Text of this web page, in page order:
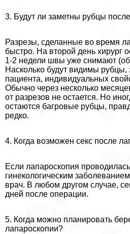
3. Будут ли заметны рубцы
Разрезы, сделанные во время
быстро. На второй день хирург
1-2 недели швы уже снимают
Насколько будут видимы рубцы,
пациента, индивидуальных
Обычно через несколько
от разрезов не остается. Но
остаются багровые рубцы,
редко.
4. Когда возможен ceкc после
Если лапароскопия
гинекологическим
врач. В любом другом случае,
дней после операции.
5. Когда можно планировать
лапароскопии?